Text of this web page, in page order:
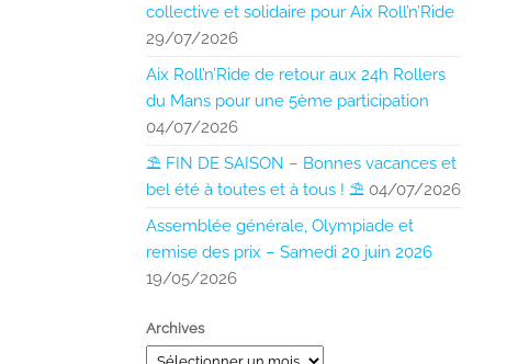
collective et solidaire pour Aix Roll’n’Ride
29/07/2026
Aix Roll’n’Ride de retour aux 24h Rollers
du Mans pour une 5ème participation
04/07/2026
⛱️ FIN DE SAISON – Bonnes vacances et
bel été à toutes et à tous ! ⛱️ 04/07/2026
Assemblée générale, Olympiade et
remise des prix – Samedi 20 juin 2026
19/05/2026
Archives